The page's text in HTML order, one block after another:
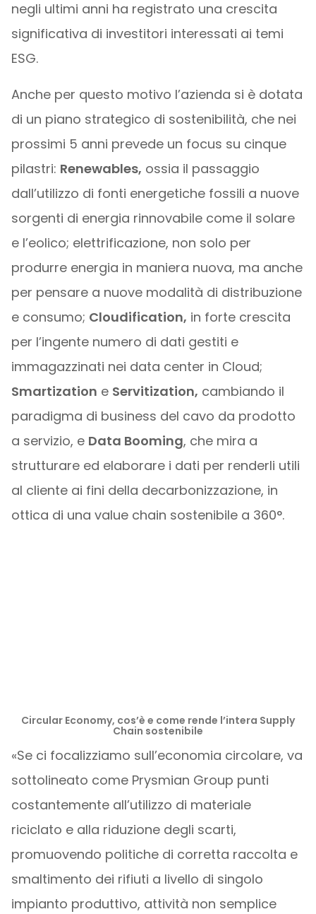
negli ultimi anni ha registrato una crescita
significativa di investitori interessati ai temi
ESG.
Anche per questo motivo l’azienda si è dotata
di un piano strategico di sostenibilità, che nei
prossimi 5 anni prevede un focus su cinque
pilastri: Renewables, ossia il passaggio
dall’utilizzo di fonti energetiche fossili a nuove
sorgenti di energia rinnovabile come il solare
e l’eolico; elettrificazione, non solo per
produrre energia in maniera nuova, ma anche
per pensare a nuove modalità di distribuzione
e consumo; Cloudification, in forte crescita
per l’ingente numero di dati gestiti e
immagazzinati nei data center in Cloud;
Smartization e Servitization, cambiando il
paradigma di business del cavo da prodotto
a servizio, e Data Booming, che mira a
strutturare ed elaborare i dati per renderli utili
al cliente ai fini della decarbonizzazione, in
ottica di una value chain sostenibile a 360°.
Circular Economy, cos’è e come rende l’intera Supply
Chain sostenibile
«Se ci focalizziamo sull’economia circolare, va
sottolineato come Prysmian Group punti
costantemente all’utilizzo di materiale
riciclato e alla riduzione degli scarti,
promuovendo politiche di corretta raccolta e
smaltimento dei rifiuti a livello di singolo
impianto produttivo, attività non semplice